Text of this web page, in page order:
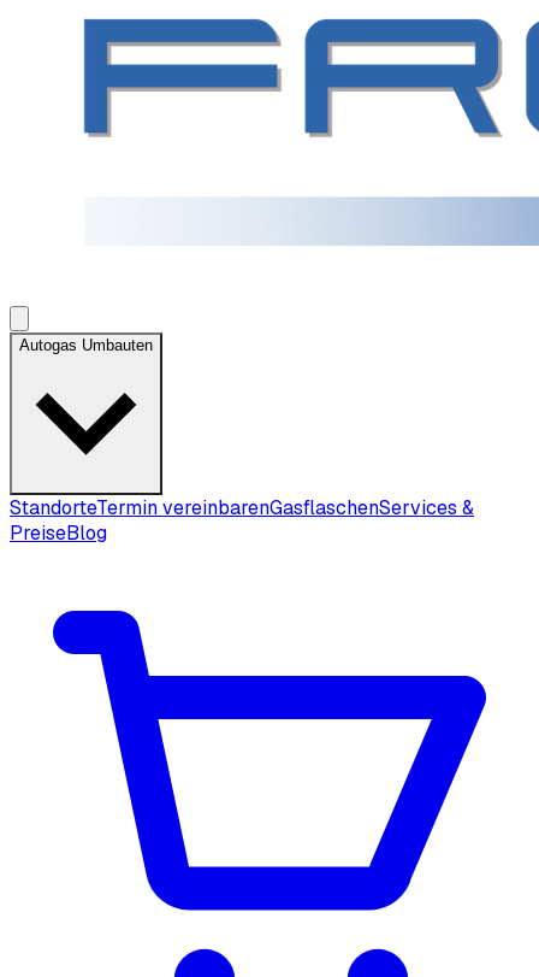
Autogas Umbauten
StandorteTermin vereinbarenGasflaschenServices &
PreiseBlog